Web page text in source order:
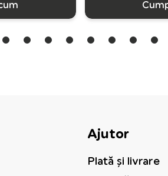
Ajutor
Plată și livrare